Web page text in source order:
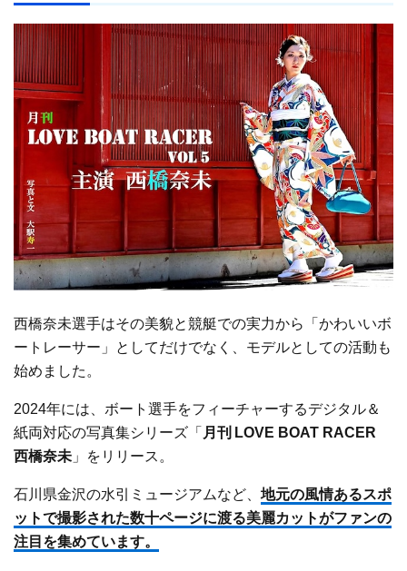
西橋奈未選手はその美貌と競艇での実力から「かわいいボ
ートレーサー」としてだけでなく、モデルとしての活動も
始めました。
2024年には、ボート選手をフィーチャーするデジタル＆
紙両対応の写真集シリーズ「 月刊 LOVE BOAT RACER
西橋奈未 」をリリース。
石川県金沢の水引ミュージアムなど、地元の風情あるスポ
ットで撮影された数十ページに渡る美麗カットがファンの
注目を集めています。